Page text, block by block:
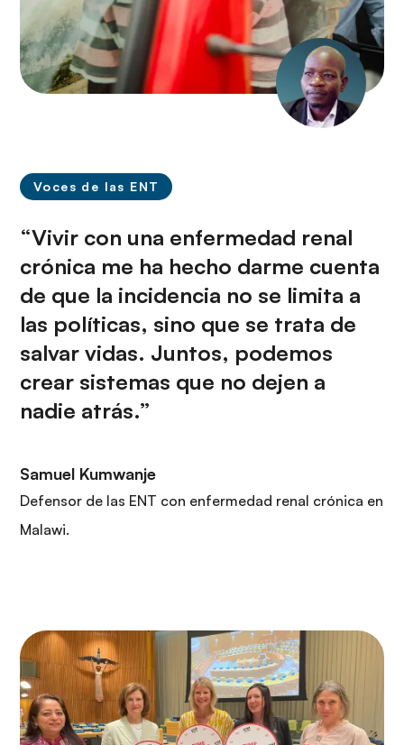
Voces de las ENT
“Vivir con una enfermedad renal
crónica me ha hecho darme cuenta
de que la incidencia no se limita a
las políticas, sino que se trata de
salvar vidas. Juntos, podemos
crear sistemas que no dejen a
nadie atrás.”
Samuel Kumwanje
Defensor de las ENT con enfermedad renal crónica en
Malawi.